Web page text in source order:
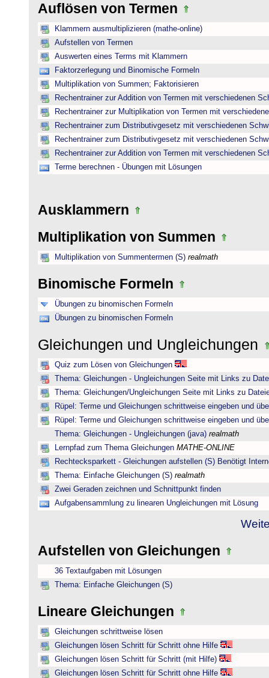
Auflösen von Termen
Klammern ausmultiplizieren (mathe-online)
Aufstellen von Termen
Auswerten eines Terms mit Klammern
Faktorzerlegung und Binomische Formeln
Multiplikation von Summen; Faktorisieren
Rechentrainer zur Addition von Termen mit verschiedenen
Rechentrainer zur Multiplikation von Termen mit
Rechentrainer zum Distributivgesetz mit verschiedenen
Rechentrainer zum Distributivgesetz mit verschiedenen
Rechentrainer zur Addition von Termen mit verschiedenen
Terme berechnen - Übungen mit Lösungen
Ausklammern
Multiplikation von Summen
Multiplikation von Summentermen (S) realmath
Binomische Formeln
Übungen zu binomischen Formeln
Übungen zu binomischen Formeln
Gleichungen und Ungleichungen
Quiz zum Lösen von Gleichungen
Thema: Gleichungen - Ungleichungen Seite mit Links zu
Thema: Gleichungen/Ungleichungen Seite mit Links zu
Rüpel: Terme und Gleichungen schrittweise eingeben und
Rüpel: Terme und Gleichungen schrittweise eingeben und
Thema: Gleichungen - Ungleichungen (java) realmath
Lernpfad zum Thema Gleichungen MATHE-ONLINE
Rechtecksparkett - Gleichungen aufstellen (S) Benötigt
Thema: Einfache Gleichungen (S) realmath
Zwei Geraden zeichnen und Schnittpunkt finden
Aufgabensammlung zu linearen Ungleichungen mit Lösung
Aufstellen von Gleichungen
36 Textaufgaben mit Lösungen
Thema: Einfache Gleichungen (S)
Lineare Gleichungen
Gleichungen schrittweise lösen
Gleichungen lösen Schritt für Schritt ohne Hilfe
Gleichungen lösen Schritt für Schritt (mit Hilfe)
Gleichungen lösen Schritt für Schritt ohne Hilfe